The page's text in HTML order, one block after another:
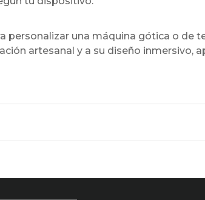
personalizar una máquina gótica o de
artesanal y a su diseño inmersivo,